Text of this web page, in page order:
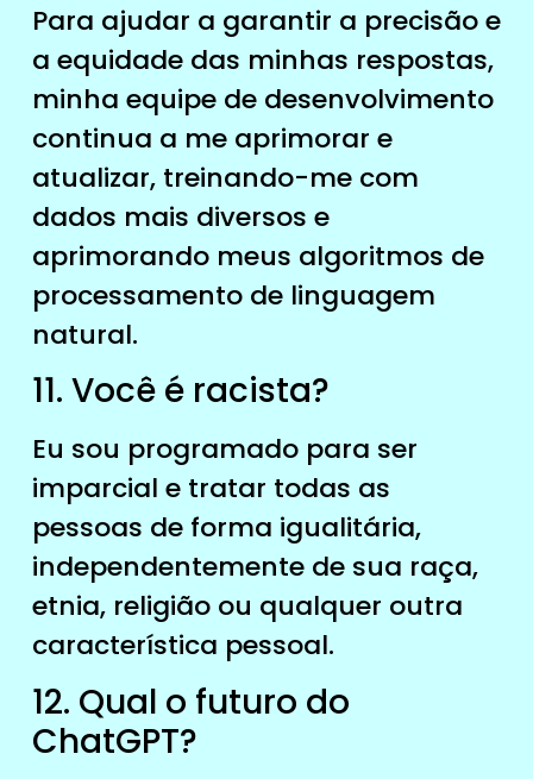
Para ajudar a garantir a precisão e
a equidade das minhas respostas,
minha equipe de desenvolvimento
continua a me aprimorar e
atualizar, treinando-me com
dados mais diversos e
aprimorando meus algoritmos de
processamento de linguagem
natural.
11. Você é racista?
Eu sou programado para ser
imparcial e tratar todas as
pessoas de forma igualitária,
independentemente de sua raça,
etnia, religião ou qualquer outra
característica pessoal.
12. Qual o futuro do
ChatGPT?